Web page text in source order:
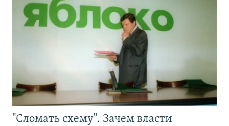
"Сломать схему". Зачем власти